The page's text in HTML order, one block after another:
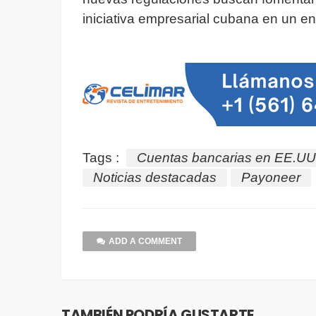
iniciativa empresarial cubana en un
Tags :
Cuentas bancarias en EE.UU
Noticias destacadas
Payoneer
ADD A COMMENT